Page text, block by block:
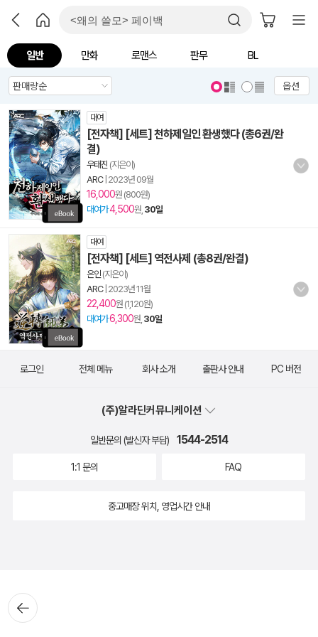
일반 만화 로맨스 판무 BL
옵션
대여
[전자책] [세트] 천하제일인 환생했다 (총6권/완
결)
우태진 (지은이)
ARC| 2023년 09월
16,000원 (800원)
대여가4,500원, 30일
대여
[전자책] [세트] 역전사제 (총8권/완결)
은인 (지은이)
ARC| 2023년 11월
22,400원 (1,120원)
대여가6,300원, 30일
뒤로가
기
로그인 전체 메뉴 회사 소개 출판사 안내 PC 버전
(주)알라딘커뮤니케이션
일반문의 (발신자 부담) 1544-2514
1:1 문의 FAQ
중고매장 위치, 영업시간 안내